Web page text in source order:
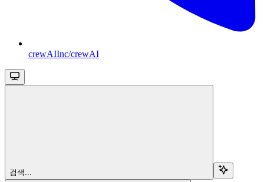
crewAIInc/crewAI
검색...